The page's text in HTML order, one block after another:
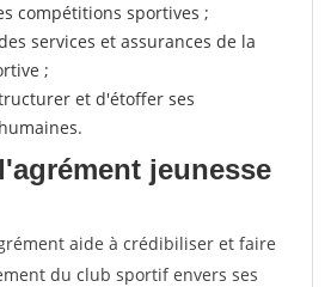
compétitions sportives ;
services et assurances de la
;
et d'étoffer ses
jeunesse
aide à crédibiliser et faire
du club sportif envers ses